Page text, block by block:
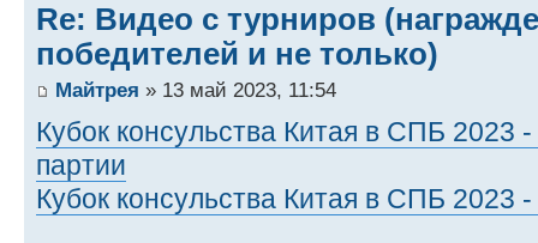
Re: Видео с турниров
победителей и не только)
Майтрея » 13 май 2023, 11:54
Кубок консульства Китая в СПБ
партии
Кубок консульства Китая в СПБ 2023